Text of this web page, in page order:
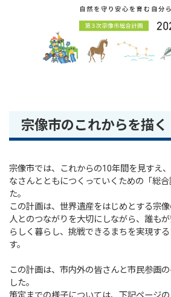
宗像市のこれからを描く
宗像市では、これからの10年間を見すえ
なさんとともにつくっていくための「総
た。
この計画は、世界遺産をはじめとする宗
人とのつながりを大切にしながら、誰も
らしく暮らし、挑戦できるまちを実現す
す。
この計画は、市内外の皆さんと市民参画
した。